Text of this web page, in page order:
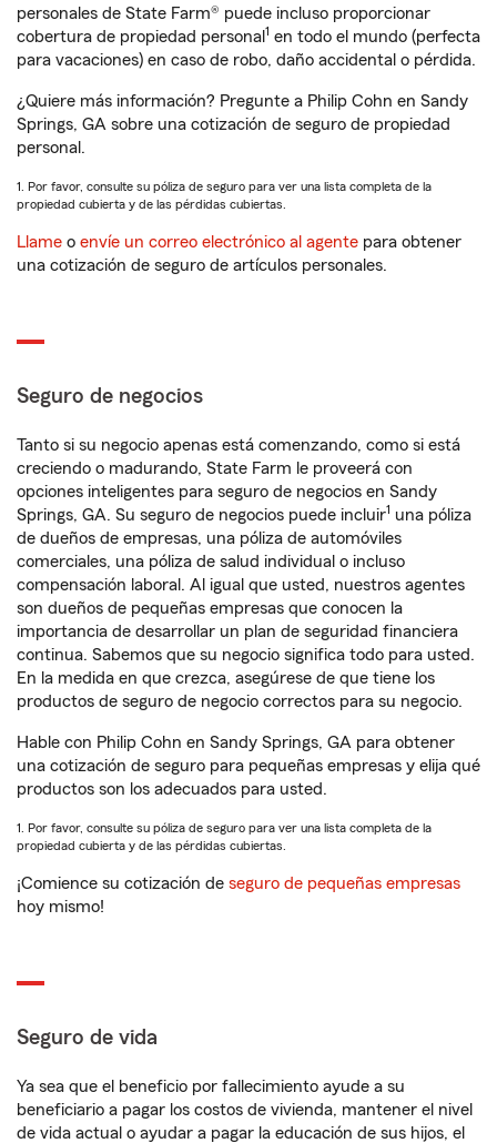
personales de State Farm® puede incluso proporcionar
cobertura de propiedad personal 1 en todo el mundo (perfecta
para vacaciones) en caso de robo, daño accidental o pérdida.
¿Quiere más información? Pregunte a Philip Cohn en Sandy
Springs, GA sobre una cotización de seguro de propiedad
personal.
1. Por favor, consulte su póliza de seguro para ver una lista completa de la
propiedad cubierta y de las pérdidas cubiertas.
Llame o envíe un correo electrónico al agente para obtener
una cotización de seguro de artículos personales.
Seguro de negocios
Tanto si su negocio apenas está comenzando, como si está
creciendo o madurando, State Farm le proveerá con
opciones inteligentes para seguro de negocios en Sandy
Springs, GA. Su seguro de negocios puede incluir1 una póliza
de dueños de empresas, una póliza de automóviles
comerciales, una póliza de salud individual o incluso
compensación laboral. Al igual que usted, nuestros agentes
son dueños de pequeñas empresas que conocen la
importancia de desarrollar un plan de seguridad financiera
continua. Sabemos que su negocio significa todo para usted.
En la medida en que crezca, asegúrese de que tiene los
productos de seguro de negocio correctos para su negocio.
Hable con Philip Cohn en Sandy Springs, GA para obtener
una cotización de seguro para pequeñas empresas y elija qué
productos son los adecuados para usted.
1. Por favor, consulte su póliza de seguro para ver una lista completa de la
propiedad cubierta y de las pérdidas cubiertas.
¡Comience su cotización de seguro de pequeñas empresas
hoy mismo!
Seguro de vida
Ya sea que el beneficio por fallecimiento ayude a su
beneficiario a pagar los costos de vivienda, mantener el nivel
de vida actual o ayudar a pagar la educación de sus hijos, el